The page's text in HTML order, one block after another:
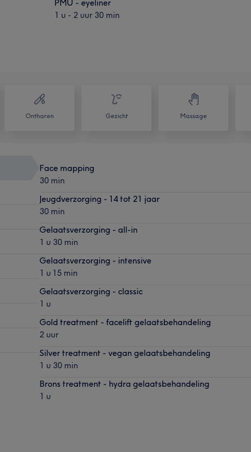
PMU - eyeliner
1 u - 2 uur 30 min
Ontharen Gezicht Massage
Face mapping
30 min
Jeugdverzorging - 14 tot 21 jaar
30 min
Gelaatsverzorging - all-in
1 u 30 min
Gelaatsverzorging - intensive
1 u 15 min
Gelaatsverzorging - classic
1 u
Gold treatment - facelift gelaatsbehandeling
2 uur
Silver treatment - vegan gelaatsbehandeling
1 u 30 min
Brons treatment - hydra gelaatsbehandeling
1 u